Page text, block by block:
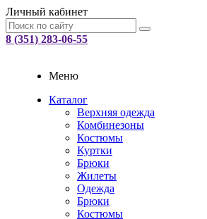
Личный кабинет
8 (351) 283-06-55
Меню
Каталог
Верхняя одежда
Комбинезоны
Костюмы
Куртки
Брюки
Жилеты
Одежда
Брюки
Костюмы